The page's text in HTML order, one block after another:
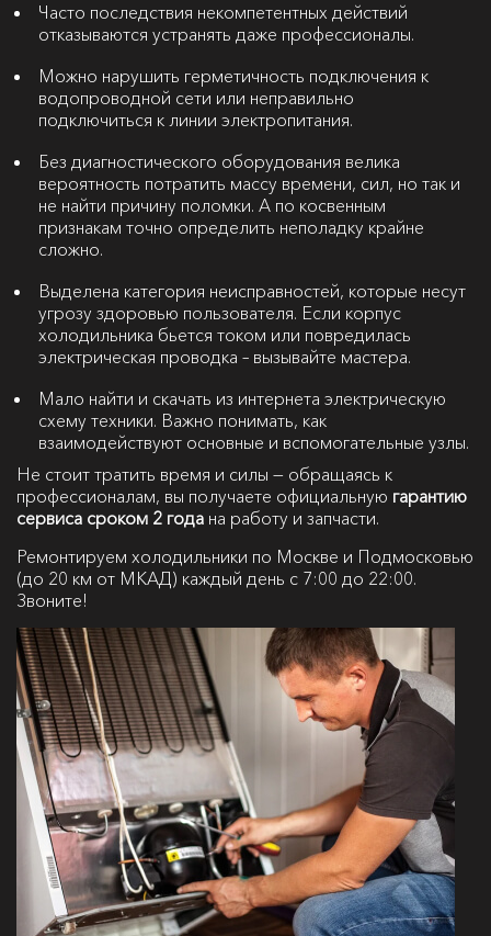
Часто последствия некомпетентных действий
отказываются устранять даже профессионалы.
Можно нарушить герметичность подключения к
водопроводной сети или неправильно
подключиться к линии электропитания.
Без диагностического оборудования велика
вероятность потратить массу времени, сил, но так и
не найти причину поломки. А по косвенным
признакам точно определить неполадку крайне
сложно.
Выделена категория неисправностей, которые несут
угрозу здоровью пользователя. Если корпус
холодильника бьется током или повредилась
электрическая проводка – вызывайте мастера.
Мало найти и скачать из интернета электрическую
схему техники. Важно понимать, как
взаимодействуют основные и вспомогательные узлы.
Не стоит тратить время и силы — обращаясь к
профессионалам, вы получаете официальную гарантию
сервиса сроком 2 года на работу и запчасти.
Ремонтируем холодильники по Москве и Подмосковью
(до 20 км от МКАД) каждый день с 7:00 до 22:00.
Звоните!